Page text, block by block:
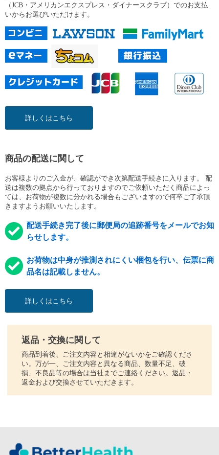
（JCB・アメリカンエクスプレス・ダイナースクラブ）でのお支払
いからお選びいただけます。
詳しくはこちら
商品の配送に関して
お客様よりのご入金が、確認ができ次第配送手続きに入ります。 配
送は複数の拠点から行っておりますのでご依頼いただく商品によっ
ては、お荷物が複数に分かれる場合もございますので何卒ご了承頂
きますようお願いいたします。
配送手続き完了後に郵便局の追跡番号をメールでお知
らせします。
お荷物は中身が推測されにくい梱包を行い、伝票に商
品名は記載しません。
詳しくはこちら
返品・交換に関して
商品到着後、ご注文内容と相違がないかをご確認くださ
い。万が一、ご注文内容と異なる商品、数量不足、破
損、不良品等の場合は当社までご連絡ください。返品・
返金および交換させていただきます。